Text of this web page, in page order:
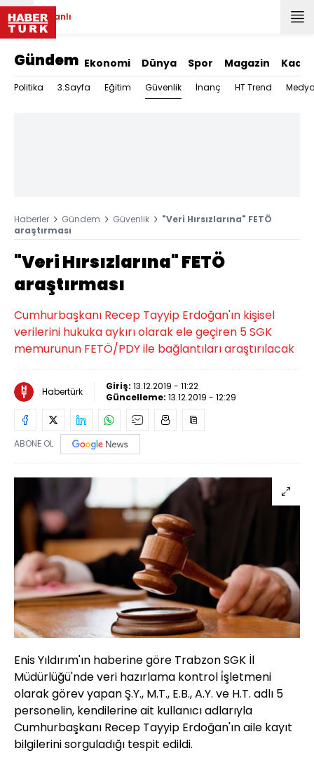
Canlı
Gündem Ekonomi Dünya Spor Magazin Kadın
Politika 3.Sayfa Eğitim Güvenlik İnanç HT Trend
Haberler Gündem Güvenlik
"Veri Hırsızlarına" FETÖ
araştırması
"Veri Hırsızlarına" FETÖ
araştırması
Cumhurbaşkanı Recep Tayyip Erdoğan'ın kişisel
verilerini hukuka aykırı olarak ele geçiren 5 SGK
memurunun FETÖ/PDY ile bağlantıları araştırılacak
Habertürk Giriş: 13.12.2019 - 11:22
Güncelleme: 13.12.2019 - 12:29
ABONE OL
Enis Yıldırım'ın haberine göre Trabzon SGK İl
Müdürlüğü'nde veri hazırlama kontrol i̇şletmeni
olarak görev yapan Ş.Y., M.T., E.B., A.Y. ve H.T. adlı 5
personelin, kendilerine ait kullanıcı adlarıyla
Cumhurbaşkanı Recep Tayyip Erdoğan'ın aile kayıt
bilgilerini sorguladığı tespit edildi.